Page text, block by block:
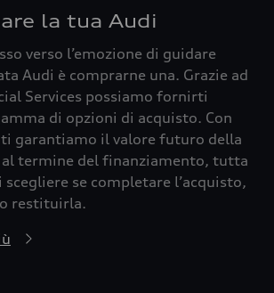
la tua Audi
verso l’emozione di guidare
Audi è comprarne una. Grazie ad
Services possiamo fornirti
di opzioni di acquisto. Con
ti garantiamo il valore futuro della
al termine del finanziamento, tutta
se completare l’acquisto,
restituirla.